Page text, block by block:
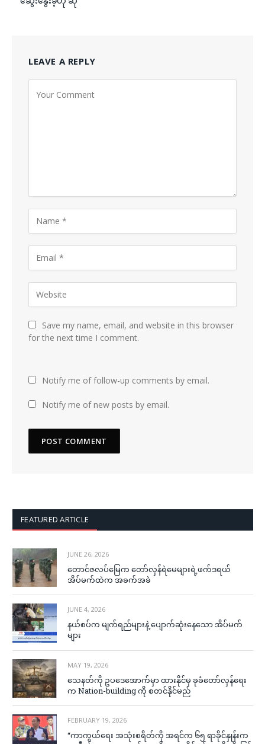
LEAVE A REPLY
Save my name, email, and website in this browser
for the next time I comment.
Notify me of follow-up comments by email.
Notify me of new posts by email.
FEATURED ARTICLE
JUNE 26, 2026
တောင်ဇလပ်မြေက တော်လှန်ရဲမေများရဲ့ဖက်ဒရယ်
အိပ်မက်ထဲက အခက်အခဲ
JUNE 4, 2026
နယ်စပ်က မျက်ရည်များနဲ့ ပျောက်ဆုံးနေသော အိပ်မက်
များ
MAY 19, 2026
သေနတ်ကို ဥပဒေအောက်မှာ ထားနိုင်မှ ခုခံတော်လှန်ရေး
က Nation-building ကို စတင်နိုင်မည်
FEBRUARY 19, 2026
“ကာကွယ်ရေး အသုံးစရိတ်ကို အရင်က ၆၅ ရာခိုင်နှုန်းက